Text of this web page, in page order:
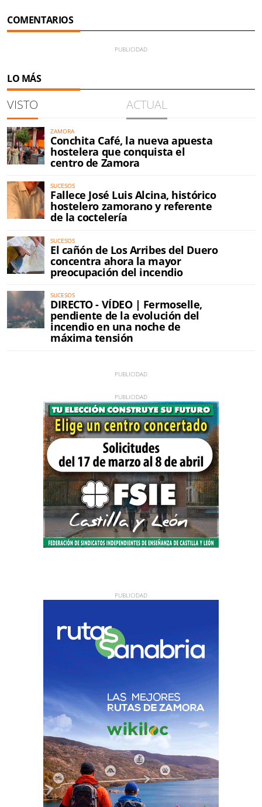
COMENTARIOS
LO MÁS
VISTO ACTUAL
ZAMORA
Conchita Café, la nueva apuesta
hostelera que conquista el
centro de Zamora
SUCESOS
Fallece José Luis Alcina, histórico
hostelero zamorano y referente
de la coctelería
SUCESOS
El cañón de Los Arribes del Duero
concentra ahora la mayor
preocupación del incendio
SUCESOS
DIRECTO - VÍDEO | Fermoselle,
pendiente de la evolución del
incendio en una noche de
máxima tensión